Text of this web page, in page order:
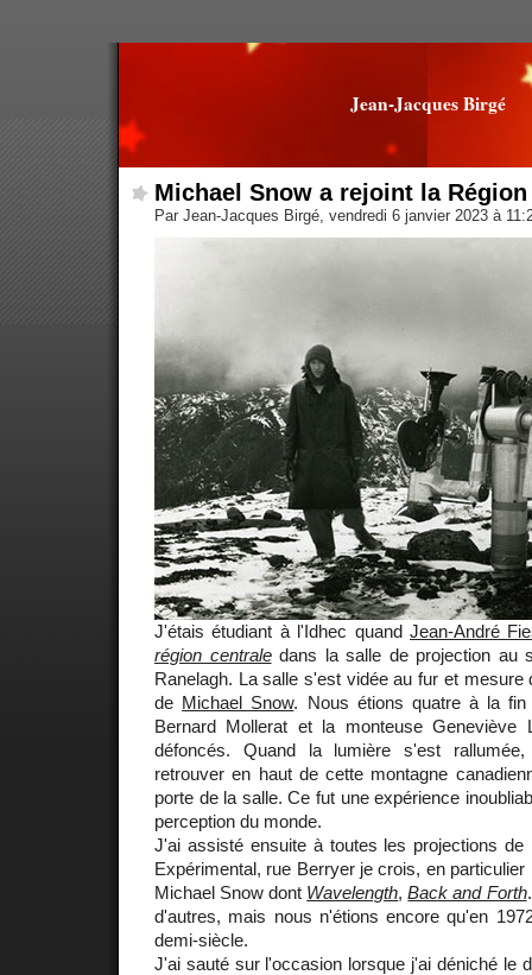
Jean-Jacques Birgé
Michael Snow a rejoint la
Par Jean-Jacques Birgé, vendredi 6 janvier 2023 à
J'étais étudiant à l'Idhec quand Jean-André
région centraledans la salle de projection au
Ranelagh. La salle s'est vidée au fur et mesure
de Michael Snow. Nous étions quatre à la
Bernard Mollerat et la monteuse Geneviève
défoncés. Quand la lumière s'est
retrouver en haut de cette montagne
porte de la salle. Ce fut une expérience
perception du monde.
J'ai assisté ensuite à toutes les projections de
Expérimental, rue Berryer je crois, en
Michael Snow dont Wavelength,Back and Forth
d'autres, mais nous n'étions encore qu'en
demi-siècle.
J'ai sauté sur l'occasion lorsque j'ai déniché le